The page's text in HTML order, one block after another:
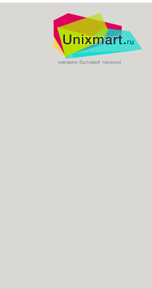
магазин бытовой техники